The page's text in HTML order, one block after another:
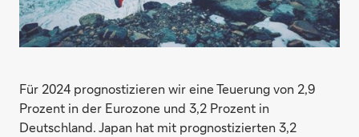
Für 2024 prognostizieren wir eine Teuerung von 2,9
Prozent in der Eurozone und 3,2 Prozent in
Deutschland. Japan hat mit prognostizierten 3,2